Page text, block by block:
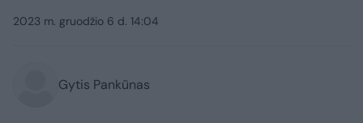
2023 m. gruodžio 6 d. 14:04
Gytis Pankūnas